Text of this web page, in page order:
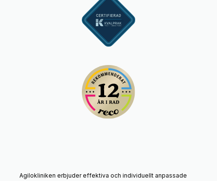
Agilokliniken erbjuder effektiva och individuellt anpassade